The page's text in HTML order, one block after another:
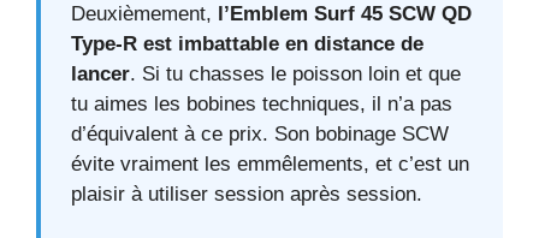
Deuxièmement, l’Emblem Surf 45 SCW QD
Type-R est imbattable en distance de
lancer. Si tu chasses le poisson loin et que
tu aimes les bobines techniques, il n’a pas
d’équivalent à ce prix. Son bobinage SCW
évite vraiment les emmêlements, et c’est un
plaisir à utiliser session après session.